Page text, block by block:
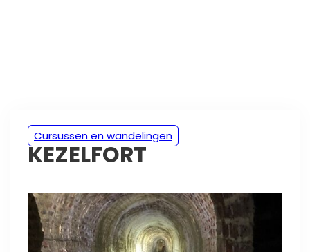
Cursussen en wandelingen
KEZELFORT